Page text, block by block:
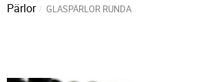
Pärlor GLASPÄRLOR RUNDA